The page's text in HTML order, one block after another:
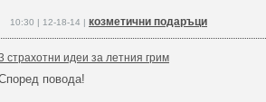
10:30 | 12-18-14 | козметични подаръци
страхотни идеи за летния грим
повода!